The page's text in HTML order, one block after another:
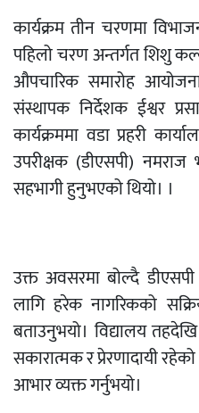
कार्यक्रम तीन चरणमा
पहिलो चरण अन्तर्गत शिशु
औपचारिक समारोह
संस्थापक निर्देशक ईश्वर
कार्यक्रममा वडा प्रहरी
उपरीक्षक (डीएसपी) नमराज
सहभागी हुनुभएको थियो। ।
उक्त अवसरमा बोल्दै
लागि हरेक नागरिकको
बताउनुभयो। विद्यालय
सकारात्मक र प्रेरणादायी
आभार व्यक्त गर्नुभयो।